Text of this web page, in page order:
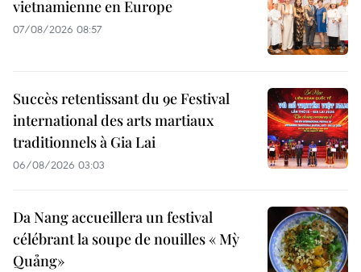
vietnamienne en Europe
07/08/2026 08:57
Succès retentissant du 9e Festival
international des arts martiaux
traditionnels à Gia Lai
06/08/2026 03:03
Da Nang accueillera un festival
célébrant la soupe de nouilles « Mỳ
Quảng»